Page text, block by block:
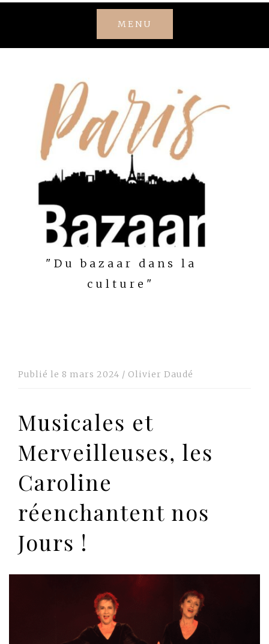
MENU
"Du bazaar dans la
culture"
Publié le 8 mars 2024 / Olivier Daudé
Musicales et
Merveilleuses, les
Caroline
réenchantent nos
Jours !